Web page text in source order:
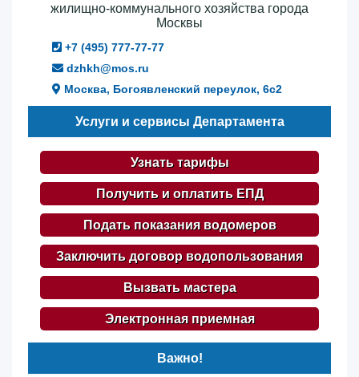
жилищно-коммунального хозяйства города
Москвы
+7 (495) 777-77-77
dzhkh@mos.ru
Москва, Богоявленский переулок, 6с2
Услуги и сервисы Департамента
Узнать тарифы
Получить и оплатить ЕПД
Подать показания водомеров
Заключить договор водопользования
Вызвать мастера
Электронная приемная
Важно!